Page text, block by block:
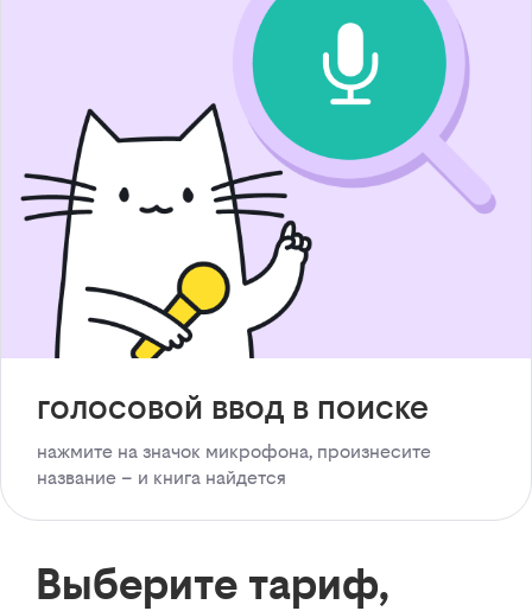
голосовой ввод в поиске
нажмите на значок микрофона, произнесите
название – и книга найдется
Выберите тариф,